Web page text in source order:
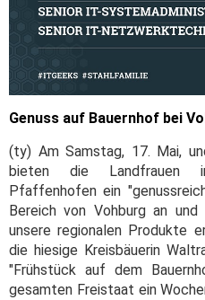
Genuss auf Bauernhof bei
(ty) Am Samstag, 17. Mai,
bieten die Landfrauen
Pfaffenhofen ein
Bereich von Vohburg an
unsere regionalen Produkte
die hiesige Kreisbäuerin
"Frühstück auf dem
gesamten Freistaat ein